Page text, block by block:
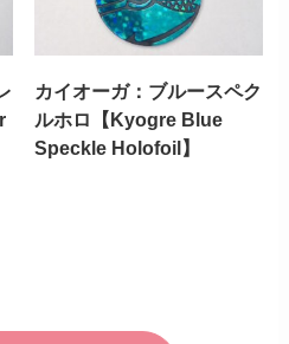
カイオーガ：ブルースペク
ルホロ【Kyogre Blue
Speckle Holofoil】